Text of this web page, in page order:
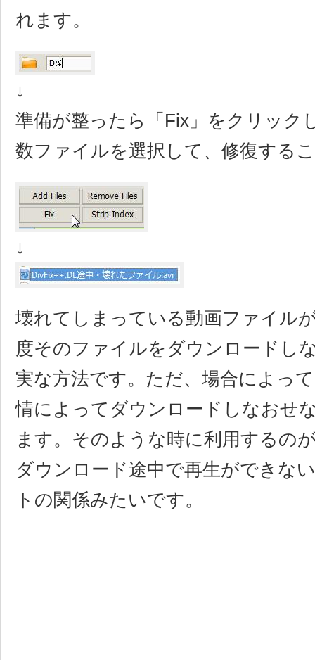
れます。
↓
準備が整ったら「Fix」をクリック
数ファイルを選択して、修復する
↓
壊れてしまっている動画ファイル
度そのファイルをダウンロードし
実な方法です。ただ、場合によっ
情によってダウンロードしなおせ
ます。そのような時に利用するの
ダウンロード途中で再生ができな
トの関係みたいです。